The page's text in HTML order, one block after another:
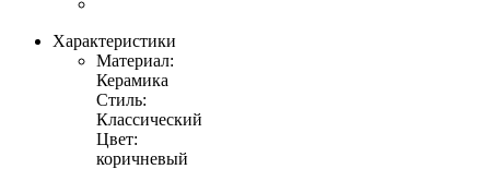
Характеристики
Материал:
Керамика
Стиль:
Классический
Цвет:
коричневый